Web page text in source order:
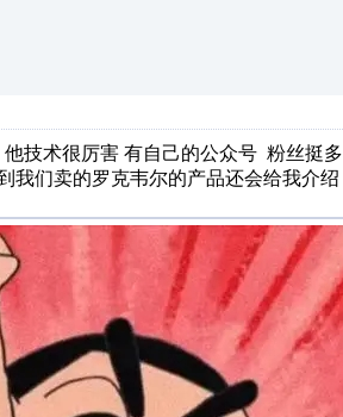
技术很厉害 有自己的公众号 粉丝挺
我们卖的罗克韦尔的产品还会给我介